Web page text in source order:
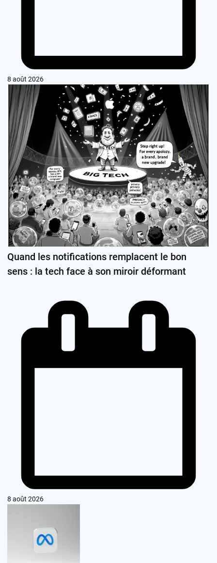
8 août 2026
Quand les notifications remplacent le bon
sens : la tech face à son miroir déformant
8 août 2026